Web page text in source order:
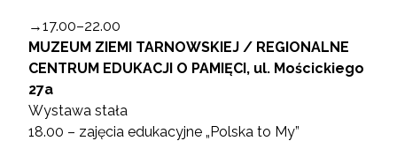
→17.00–22.00
MUZEUM ZIEMI TARNOWSKIEJ / REGIONALNE
CENTRUM EDUKACJI O PAMIĘCI, ul. Mościckiego
27a
Wystawa stała
18.00 – zajęcia edukacyjne „Polska to My”